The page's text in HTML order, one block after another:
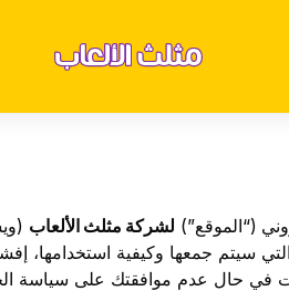
(“الموقع”) لشركة مثلث الألعاب
سيتم جمعها وكيفية استخدامها،
في حال عدم موافقتك على سياسة